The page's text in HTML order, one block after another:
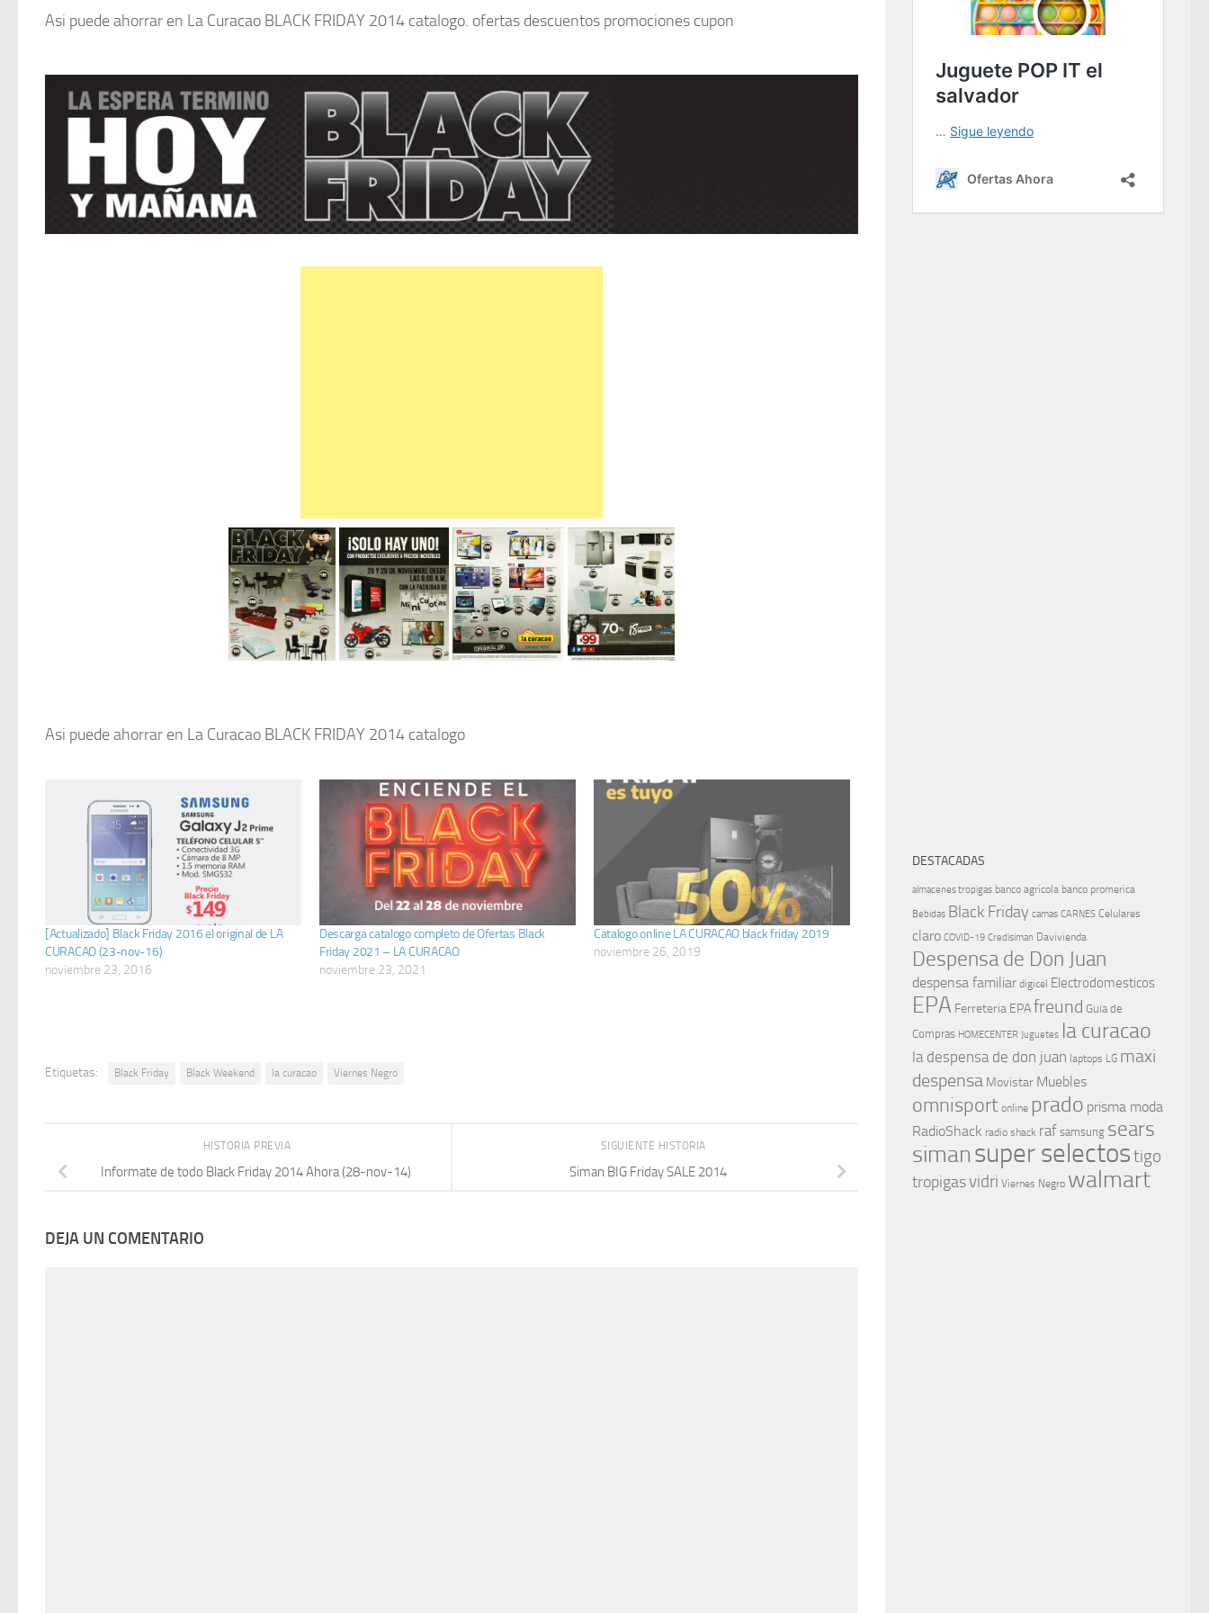
Asi puede ahorrar en La Curacao BLACK FRIDAY 2014 catalogo. ofertas descuentos promociones cupon
Asi puede ahorrar en La Curacao BLACK FRIDAY 2014 catalogo
[Actualizado] Black Friday 2016 el original de LA
CURACAO (23-nov-16)
noviembre 23, 2016
Descarga catalogo completo de Ofertas Black
Friday 2021 – LA CURACAO
noviembre 23, 2021
Catalogo online LA CURACAO black friday 2019
noviembre 26, 2019
Etiquetas: Black Friday Black Weekend la curacao Viernes Negro
SIGUIENTE HISTORIA
Siman BIG Friday SALE 2014
HISTORIA PREVIA
Informate de todo Black Friday 2014 Ahora (28-nov-14)
DEJA UN COMENTARIO
DESTACADAS
almacenes tropigas banco agricola banco promerica
Bebidas Black Friday camas CARNES Celulares
claro COVID-19 Credisiman Davivienda
Despensa de Don Juan
despensa familiar digicel Electrodomesticos
EPA Ferreteria EPAfreund Guia de
Compras HOMECENTER Juguetes la curacao
la despensa de don juan laptops LG maxi
despensa Movistar Muebles
omnisport online prado prisma moda
RadioShack radio shack raf samsung sears
simansuper selectostigo
tropigasvidri Viernes Negro walmart